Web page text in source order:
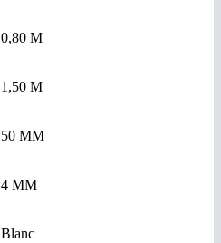
0,80 M
1,50 M
50 MM
4 MM
Blanc